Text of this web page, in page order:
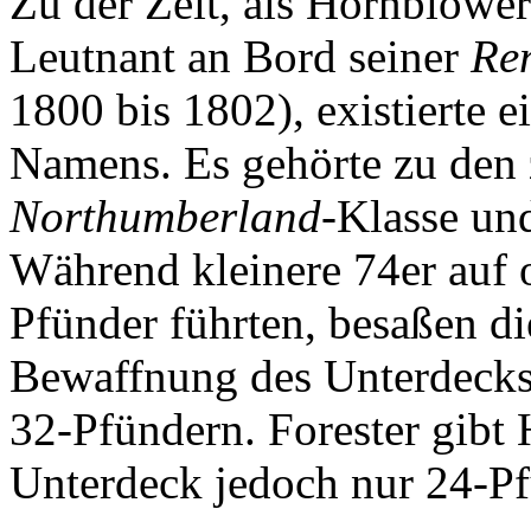
Leutnant an Bord seiner
1800 bis 1802), existierte
Namens. Es gehörte zu
Northumberland-Klasse
Während kleinere 74er auf
Pfünder führten, besaßen
Bewaffnung des
32-Pfündern. Forester
Unterdeck jedoch nur 24-